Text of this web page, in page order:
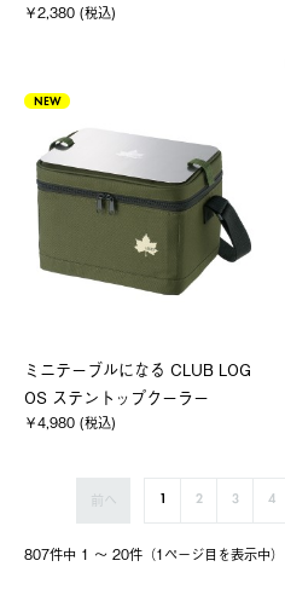
￥2,380 (税込)
NEW
ミニテーブルになる CLUB LOG
OS ステントップクーラー
￥4,980 (税込)
807件中 1 〜 20件（1ページ⽬を表⽰中）
前へ 1 2 3 4